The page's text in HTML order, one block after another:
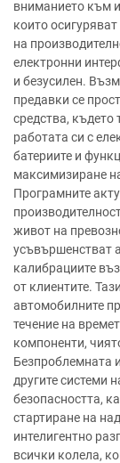
вниманието към
които
на
електронни
и безусилен.
предавки се
средства, където
работата си с
батериите и
максимизиране
Програмните
живот на
усъвършенстват
калибрациите
от клиентите.
автомобилните
течение на
компоненти,
Безпроблемната
другите системи
безопасността,
стартиране на
интелигентно
всички колела,